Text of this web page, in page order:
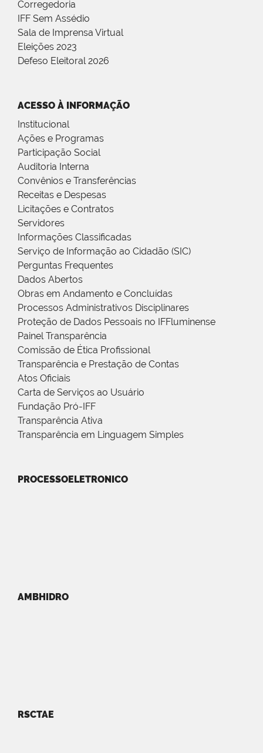
Corregedoria
IFF Sem Assédio
Sala de Imprensa Virtual
Eleições 2023
Defeso Eleitoral 2026
ACESSO À INFORMAÇÃO
Institucional
Ações e Programas
Participação Social
Auditoria Interna
Convênios e Transferências
Receitas e Despesas
Licitações e Contratos
Servidores
Informações Classificadas
Serviço de Informação ao Cidadão (SIC)
Perguntas Frequentes
Dados Abertos
Obras em Andamento e Concluídas
Processos Administrativos Disciplinares
Proteção de Dados Pessoais no IFFluminense
Painel Transparência
Comissão de Ética Profissional
Transparência e Prestação de Contas
Atos Oficiais
Carta de Serviços ao Usuário
Fundação Pró-IFF
Transparência Ativa
Transparência em Linguagem Simples
PROCESSOELETRONICO
AMBHIDRO
RSCTAE